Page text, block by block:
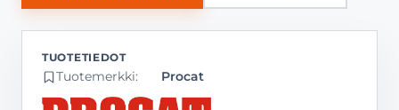
Tuotemerkki: Procat